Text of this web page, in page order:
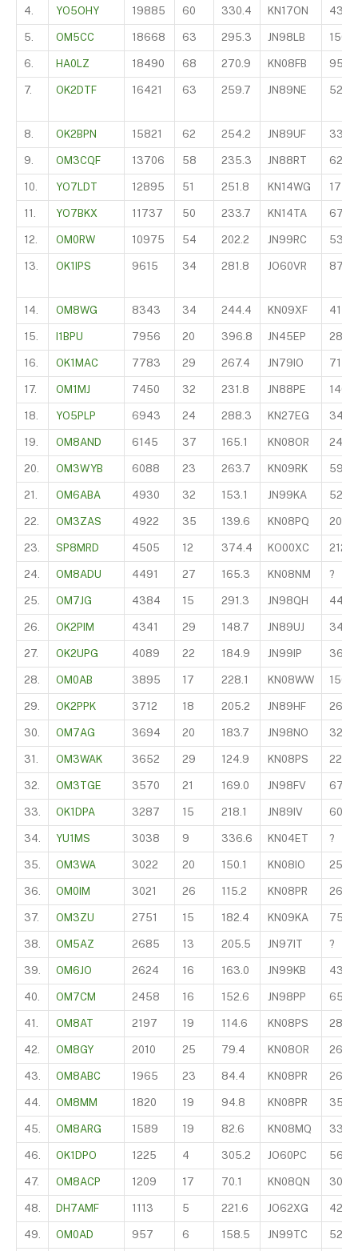
4. YO5OHY 19885 60 330.4 KN17ON 430
5. OM5CC 18668 63 295.3 JN98LB 150
6. HA0LZ 18490 68 270.9 KN08FB 954
7. OK2DTF 16421 63 259.7 JN89NE 525
8. OK2BPN 15821 62 254.2 JN89UF 330
9. OM3CQF 13706 58 235.3 JN88RT 622
10. YO7LDT 12895 51 251.8 KN14WG 175
11. YO7BKX 11737 50 233.7 KN14TA 67
12. OM0RW 10975 54 202.2 JN99RC 530
13. OK1IPS 9615 34 281.8 JO60VR 870
14. OM8WG 8343 34 244.4 KN09XF 411
15. I1BPU 7956 20 396.8 JN45EP 280
16. OK1MAC 7783 29 267.4 JN79IO 714
17. OM1MJ 7450 32 231.8 JN88PE 140
18. YO5PLP 6943 24 288.3 KN27EG 340
19. OM8AND 6145 37 165.1 KN08OR 247
20. OM3WYB 6088 23 263.7 KN09RK 590
21. OM6ABA 4930 32 153.1 JN99KA 520
22. OM3ZAS 4922 35 139.6 KN08PQ 200
23. SP8MRD 4505 12 374.4 KO00XC 212
24. OM8ADU 4491 27 165.3 KN08NM ?
25. OM7JG 4384 15 291.3 JN98QH 443
26. OK2PIM 4341 29 148.7 JN89UJ 345
27. OK2UPG 4089 22 184.9 JN99IP 366
28. OM0AB 3895 17 228.1 KN08WW 150
29. OK2PPK 3712 18 205.2 JN89HF 260
30. OM7AG 3694 20 183.7 JN98NO 325
31. OM3WAK 3652 29 124.9 KN08PS 225
32. OM3TGE 3570 21 169.0 JN98FV 675
33. OK1DPA 3287 15 218.1 JN89IV 606
34. YU1MS 3038 9 336.6 KN04ET ?
35. OM3WA 3022 20 150.1 KN08IO 250
36. OM0IM 3021 26 115.2 KN08PR 260
37. OM3ZU 2751 15 182.4 KN09KA 750
38. OM5AZ 2685 13 205.5 JN97IT ?
39. OM6JO 2624 16 163.0 JN99KB 430
40. OM7CM 2458 16 152.6 JN98PP 650
41. OM8AT 2197 19 114.6 KN08PS 280
42. OM8GY 2010 25 79.4 KN08OR 260
43. OM8ABC 1965 23 84.4 KN08PR 265
44. OM8MM 1820 19 94.8 KN08PR 350
45. OM8ARG 1589 19 82.6 KN08MQ 330
46. OK1DPO 1225 4 305.2 JO60PC 560
47. OM8ACP 1209 17 70.1 KN08QN 300
48. DH7AMF 1113 5 221.6 JO62XG 42
49. OM0AD 957 6 158.5 JN99TC 524